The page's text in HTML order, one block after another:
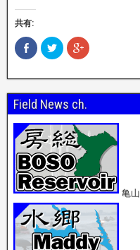
共有:
F
a
b
o
k
で
共
有
(
新
し
い
ウ
ィ
ン
ウ
で
開
き
ま
ク
リ
し
T
w
i
t
t
e
r
で
共
有
(
新
い
ウ
ィ
ン
ド
ク
リ
し
G
o
o
g
l
e
+
で
有
(
新
い
ン
ド
Field News ch.
亀